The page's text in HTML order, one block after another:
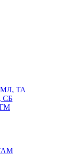
ТА
СБ
ГМ